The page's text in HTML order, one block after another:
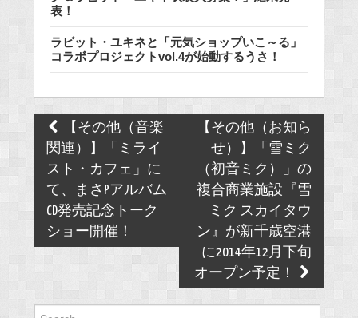
表！
ラビット・ユキネと「元気ショップいこ～る」
コラボプロジェクトvol.4が始動するうさ！
Post
navigation
【その他（音楽
関連）】「ミライ
スト・カフェ」に
て、まさPアルバム
CD発売記念トーク
ショー開催！
【その他（お知ら
せ）】「雪ミク
（初音ミク）」の
複合商業施設『雪
ミク スカイタウ
ン』が新千歳空港
に2014年12月下旬
オープン予定！